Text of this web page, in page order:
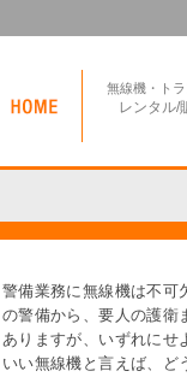
無線機・ト
レンタル/
警備業務に無線機は不可
の警備から、要人の護衛
ありますが、いずれにせ
いい無線機と言えば、